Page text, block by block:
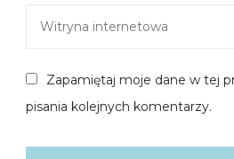
Zapamiętaj moje dane w tej
pisania kolejnych komentarzy.